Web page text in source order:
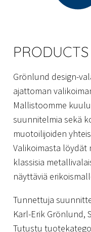
PRODUCTS
Grönlund design-
ajattoman
Mallistoomme
suunnitelmia sekä
muotoilijoiden
Valikoimasta löydät
klassisia
näyttäviä
Tunnettuja
Karl-Erik Grönlund,
Tutustu